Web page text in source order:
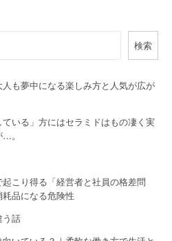
検索
も夢中になる楽しみ方と人気が広が
ている」方にはセラミドはもの凄く実
。
こり得る「経営者と社員の格差問
品になる危険性
う話